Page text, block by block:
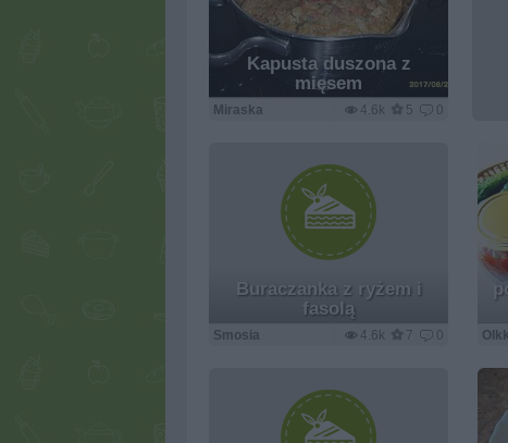
Kapusta duszona z
mięsem
4.6k 5 0
Miraska
Buraczanka z ryżem i
fasolą
4.6k 7 0
Smosia